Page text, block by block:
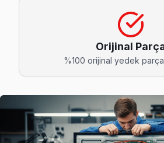
Çamlıtepe Hitachi Servis
Çamlıtepe'deki Hitachi TV
Çamlıtepe Hitachi Anakart Tamiri
Çayırbaşı Hitachi Servis
Sarıyer'da Çayırbaşı bölgesi
Sarıyer Hitachi Servis →
Cumhuriyet Hitachi Servis
Orijinal
%100 orijinal yedek